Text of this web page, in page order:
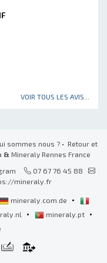
VOIR TOUS LES AVIS...
sommes nous ? • Retour et
& Mineraly Rennes France
07 67 76 45 88
mineraly.fr
mineraly.com.de •
• mineraly.pt •